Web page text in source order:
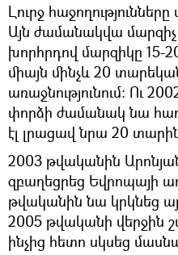
Լուրջ
Այն ժամանակվա
խորհրդով մարզիկը 15-
միայն մինչև 20
առաջնությունում։ Ու
փորձի ժամանակ նա
էլ լրացավ նրա 20
2003 թվականին
զբաղեցրեց Եվրոպայի
թվականին նա կրկնեց
2005 թվականի վերջին
ինչից հետո սկսեց